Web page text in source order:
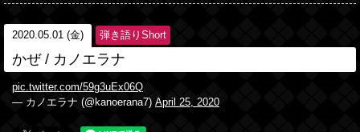
2020.05.01 (金) 弾き語りShort
かぜ / カノエラナ
pic.twitter.com/59g3uEx06Q
— カノエラナ (@kanoerana7) April 25, 2020